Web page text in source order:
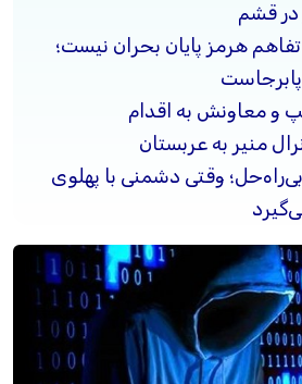
در قشم
هرمز پایان بحران نیست؛
و معاونش به اقدام
منیر به عربستان
وقتی دشمنی با پهلوی